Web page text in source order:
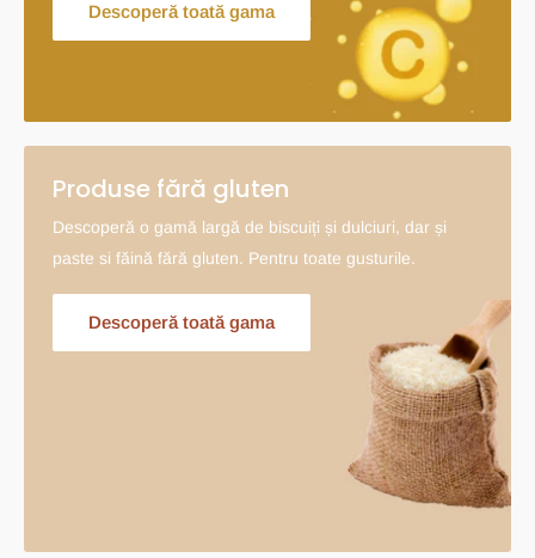
Descoperă toată gama
Produse fără gluten
Descoperă o gamă largă de biscuiți și dulciuri, dar și
paste si făină fără gluten. Pentru toate gusturile.
Descoperă toată gama